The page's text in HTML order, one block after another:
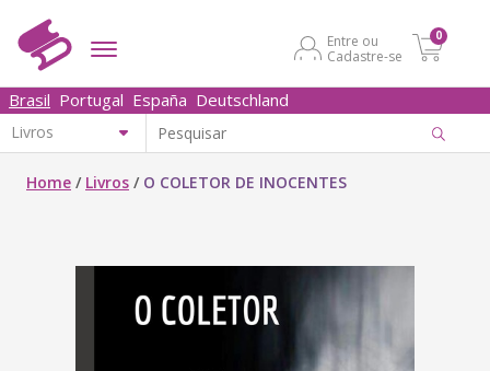
Entre ou
Cadastre-se
0
Brasil Portugal España Deutschland
Home / Livros / O COLETOR DE INOCENTES